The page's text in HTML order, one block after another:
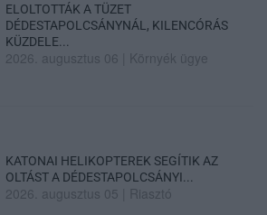
ELOLTOTTÁK A TÜZET
DÉDESTAPOLCSÁNYNÁL, KILENCÓRÁS
KÜZDELE...
2026. augusztus 06 Környék ügye
KATONAI HELIKOPTEREK SEGÍTIK AZ
OLTÁST A DÉDESTAPOLCSÁNYI...
2026. augusztus 05 Riasztó